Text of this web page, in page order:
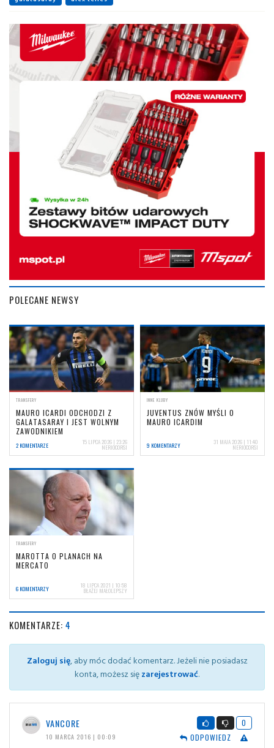
POLECANE NEWSY
TRANSFERY
MAURO ICARDI ODCHODZI Z
GALATASARAY I JEST WOLNYM
ZAWODNIKIEM
2 KOMENTARZE 15 LIPCA 2026 | 23:26
NERIOCORSI
INNE KLUBY
JUVENTUS ZNÓW MYŚLI O
MAURO ICARDIM
9 KOMENTARZY 31 MAJA 2026 | 11:40
NERIOCORSI
TRANSFERY
MAROTTA O PLANACH NA
MERCATO
6 KOMENTARZY 18 LIPCA 2021 | 10:58
BŁAŻEJ MAŁOLEPSZY
KOMENTARZE: 4
Zaloguj się, aby móc dodać komentarz. Jeżeli nie posiadasz
konta, możesz sięzarejestrować.
VANCORE
10 MARCA 2016 | 00:09
0
ODPOWIEDZ